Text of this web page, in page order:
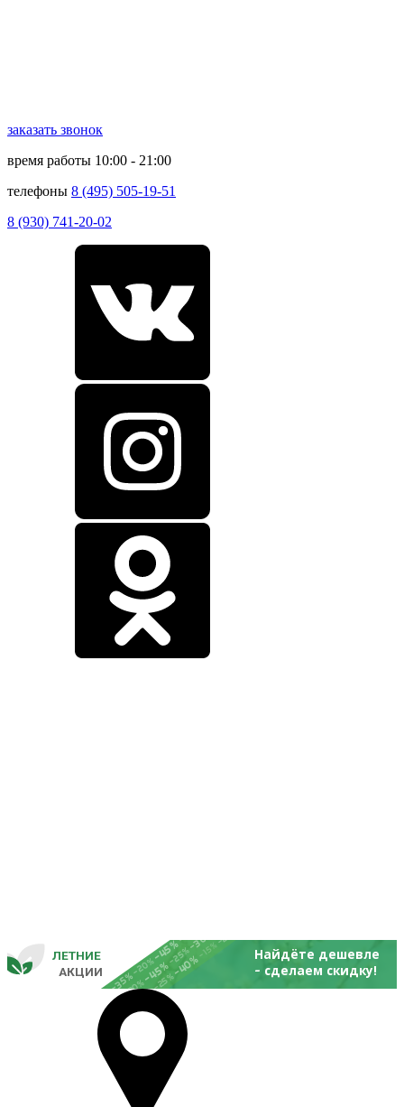
заказать звонок
время работы 10:00 - 21:00
телефоны 8 (495) 505-19-51
8 (930) 741-20-02
-20%
-25%
-45%
-35%-20%
-25%
-45%
-30%
-15%
-20%
-25%
-40%
АКЦИИ
ЛЕТНИЕ Найдёте дешевле
- сделаем